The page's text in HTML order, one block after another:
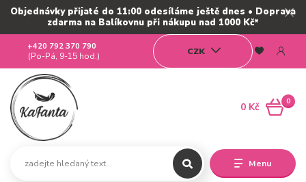
Objednávky přijaté do 11:00 odesíláme ještě dnes • Doprava
zdarma na Balíkovnu při nákupu nad 1000 Kč*
Menu
CZK
+420 792 370 790
(Po-Pá, 9-15 hod.)
0
0 Kč